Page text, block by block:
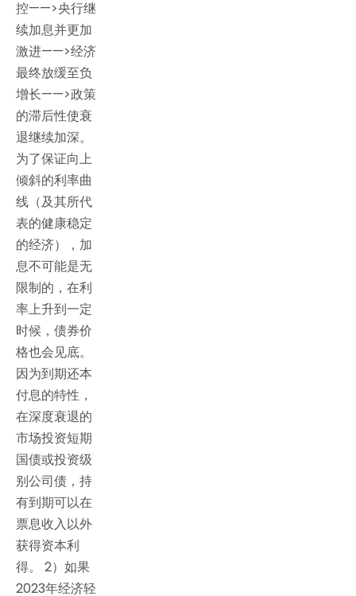
控——>央行继
续加息并更加
激进——>经济
最终放缓至负
增长——>政策
的滞后性使衰
退继续加深。
为了保证向上
倾斜的利率曲
线（及其所代
表的健康稳定
的经济），加
息不可能是无
限制的，在利
率上升到一定
时候，债券价
格也会见底。
因为到期还本
付息的特性，
在深度衰退的
市场投资短期
国债或投资级
别公司债，持
有到期可以在
票息收入以外
获得资本利
得。 2）如果
2023年经济轻